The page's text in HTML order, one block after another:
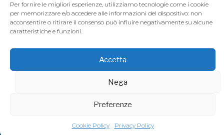
Per fornire le migliori esperienze, utilizziamo tecnologie come i cookie
per memorizzare e/o accedere alle informazioni del dispositivo: non
acconsentire o ritirare il consenso può influire negativamente su alcune
caratteristiche e funzioni.
Accetta
Nega
Preferenze
Cookie Policy Privacy Policy